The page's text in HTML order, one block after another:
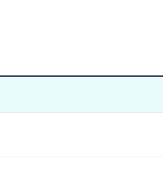
REDAKTØR: